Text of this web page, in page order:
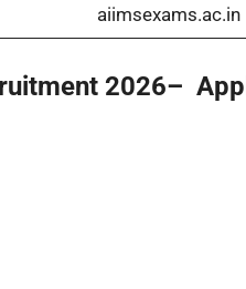
aiimsexams.ac.in
2026–